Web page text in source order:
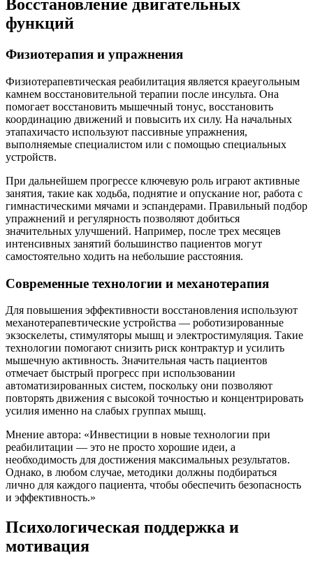
Восстановление двигательных
функций
Физиотерапия и упражнения
Физиотерапевтическая реабилитация является краеугольным
камнем восстановительной терапии после инсульта. Она
помогает восстановить мышечный тонус, восстановить
координацию движений и повысить их силу. На начальных
этапахичасто используют пассивные упражнения,
выполняемые специалистом или с помощью специальных
устройств.
При дальнейшем прогрессе ключевую роль играют активные
занятия, такие как ходьба, поднятие и опускание ног, работа с
гимнастическими мячами и эспандерами. Правильный подбор
упражнений и регулярность позволяют добиться
значительных улучшений. Например, после трех месяцев
интенсивных занятий большинство пациентов могут
самостоятельно ходить на небольшие расстояния.
Современные технологии и механотерапия
Для повышения эффективности восстановления используют
механотерапевтические устройства — роботизированные
экзоскелеты, стимуляторы мышц и электростимуляция. Такие
технологии помогают снизить риск контрактур и усилить
мышечную активность. Значительная часть пациентов
отмечает быстрый прогресс при использовании
автоматизированных систем, поскольку они позволяют
повторять движения с высокой точностью и концентрировать
усилия именно на слабых группах мышц.
Мнение автора: «Инвестиции в новые технологии при
реабилитации — это не просто хорошие идеи, а
необходимость для достижения максимальных результатов.
Однако, в любом случае, методики должны подбираться
лично для каждого пациента, чтобы обеспечить безопасность
и эффективность.»
Психологическая поддержка и
мотивация